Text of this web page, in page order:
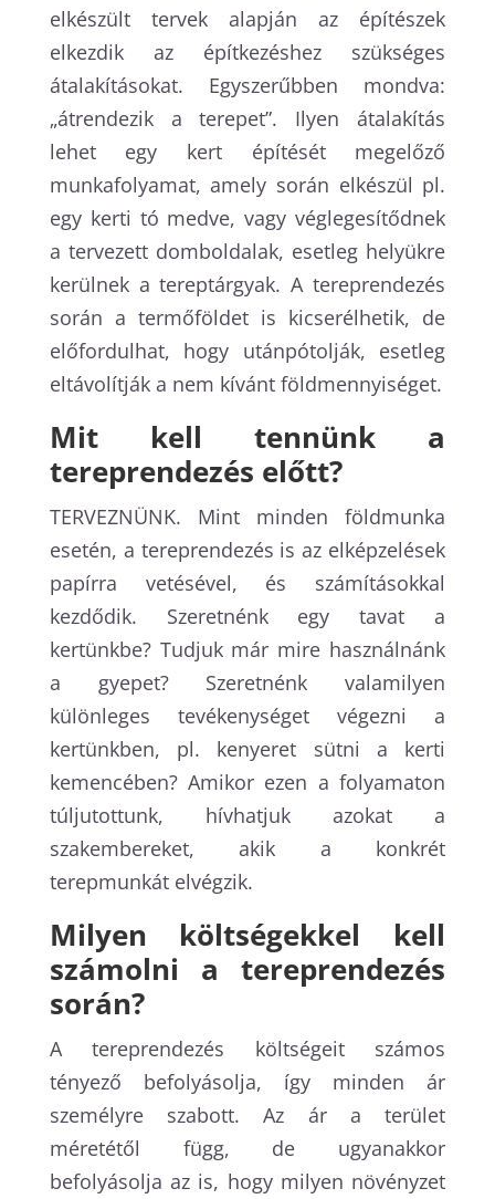
elkészült tervek alapján az építészek
elkezdik az építkezéshez szükséges
átalakításokat. Egyszerűbben mondva:
„átrendezik a terepet”. Ilyen átalakítás
lehet egy kert építését megelőző
munkafolyamat, amely során elkészül pl.
egy kerti tó medve, vagy véglegesítődnek
a tervezett domboldalak, esetleg helyükre
kerülnek a tereptárgyak. A tereprendezés
során a termőföldet is kicserélhetik, de
előfordulhat, hogy utánpótolják, esetleg
eltávolítják a nem kívánt földmennyiséget.
Mit kell tennünk a
tereprendezés előtt?
TERVEZNÜNK. Mint minden földmunka
esetén, a tereprendezés is az elképzelések
papírra vetésével, és számításokkal
kezdődik. Szeretnénk egy tavat a
kertünkbe? Tudjuk már mire használnánk
a gyepet? Szeretnénk valamilyen
különleges tevékenységet végezni a
kertünkben, pl. kenyeret sütni a kerti
kemencében? Amikor ezen a folyamaton
túljutottunk, hívhatjuk azokat a
szakembereket, akik a konkrét
terepmunkát elvégzik.
Milyen költségekkel kell
számolni a tereprendezés
során?
A tereprendezés költségeit számos
tényező befolyásolja, így minden ár
személyre szabott. Az ár a terület
méretétől függ, de ugyanakkor
befolyásolja az is, hogy milyen növényzet